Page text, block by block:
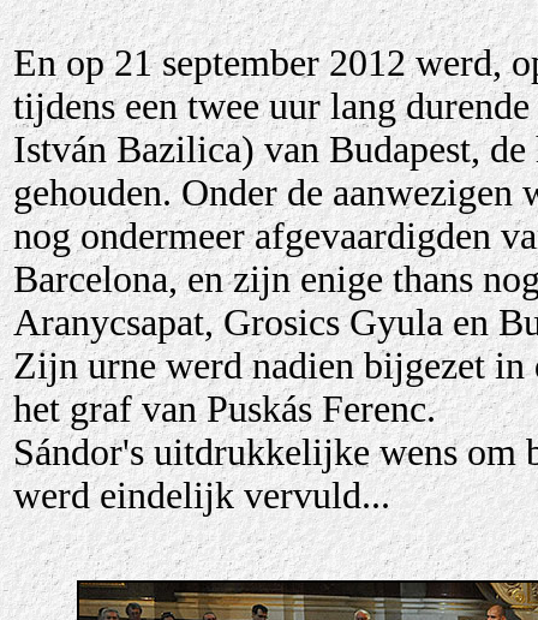
En op 21 september 2012 werd,
tijdens een twee uur lang
István Bazilica) van Budapest,
gehouden. Onder de
nog ondermeer afgevaardigden
Barcelona, en zijn enige thans
Aranycsapat,Grosics Gyula en
Zijn urne werd nadien bijgezetin
het graf van Puskás Ferenc.
Sándor's uitdrukkelijke wens om
werd eindelijk vervuld...